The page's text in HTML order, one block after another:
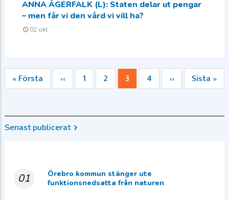
ANNA ÅGERFALK (L): Staten delar ut pengar
– men får vi den vård vi vill ha?
02 okt
Paginering
Första
sidan
« Första
Föregående
sida
‹‹ Sida
1 Sida
2
Nuvarande
sida
3 Sida
4
Nästa
sida
››
Sista
sidan
Sista »
Senast publicerat
01
Örebro kommun stänger ute
funktionsnedsatta från naturen